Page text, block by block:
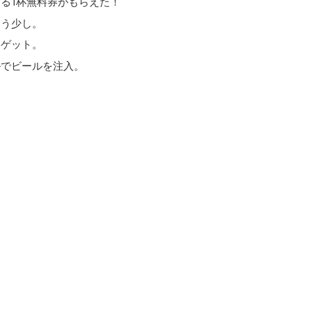
少し。
ット。
ビールを注入。